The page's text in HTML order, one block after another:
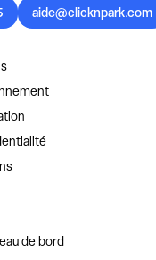
aide@clicknpark.com
de bord